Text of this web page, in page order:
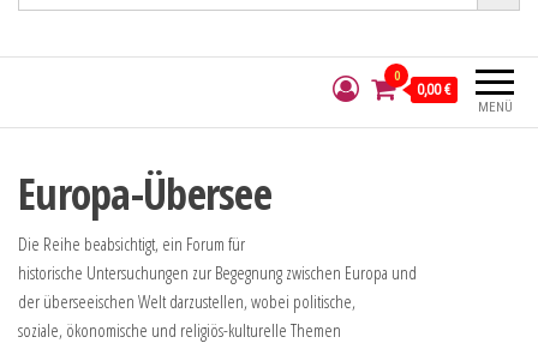
MENÜ
0
0,00 €
Europa-Übersee
Die Reihe beabsichtigt, ein Forum für
historische Untersuchungen zur Begegnung zwischen Europa und
der überseeischen Welt darzustellen, wobei politische,
soziale, ökonomische und religiös-kulturelle Themen